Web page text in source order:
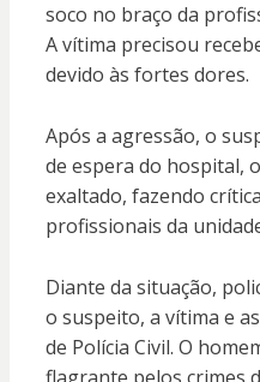
soco no braço da
A vítima precisou
devido às fortes dores.
Após a agressão, o
de espera do hospital,
exaltado, fazendo
profissionais da
Diante da situação,
o suspeito, a vítima e
de Polícia Civil. O